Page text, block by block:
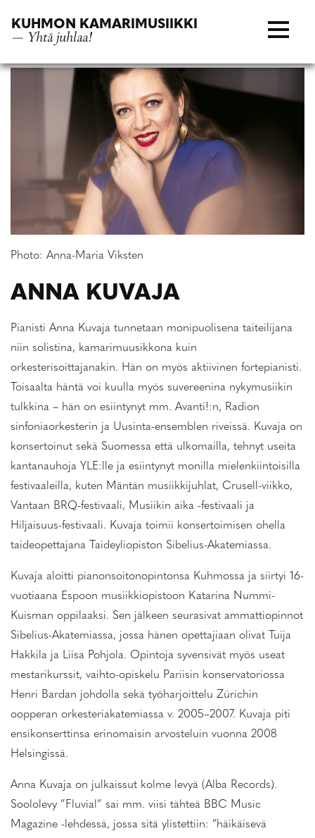
suoraan
KUHMON KAMARIMUSIIKKI
— Yhtä juhlaa!
Photo: Anna-Maria Viksten
ANNA KUVAJA
Pianisti Anna Kuvaja tunnetaan monipuolisena taiteilijana
niin solistina, kamarimuusikkona kuin
orkesterisoittajanakin. Hän on myös aktiivinen fortepianisti.
Toisaalta häntä voi kuulla myös suvereenina nykymusiikin
tulkkina – hän on esiintynyt mm. Avanti!:n, Radion
sinfoniaorkesterin ja Uusinta-ensemblen riveissä. Kuvaja on
konsertoinut sekä Suomessa että ulkomailla, tehnyt useita
kantanauhoja YLE:lle ja esiintynyt monilla mielenkiintoisilla
festivaaleilla, kuten Mäntän musiikkijuhlat, Crusell-viikko,
Vantaan BRQ-festivaali, Musiikin aika -festivaali ja
Hiljaisuus-festivaali. Kuvaja toimii konsertoimisen ohella
taideopettajana Taideyliopiston Sibelius-Akatemiassa.
Kuvaja aloitti pianonsoitonopintonsa Kuhmossa ja siirtyi 16-
vuotiaana Espoon musiikkiopistoon Katarina Nummi-
Kuisman oppilaaksi. Sen jälkeen seurasivat ammattiopinnot
Sibelius-Akatemiassa, jossa hänen opettajiaan olivat Tuija
Hakkila ja Liisa Pohjola. Opintoja syvensivät myös useat
mestarikurssit, vaihto-opiskelu Pariisin konservatoriossa
Henri Bardan johdolla sekä työharjoittelu Zürichin
oopperan orkesteriakatemiassa v. 2005–2007. Kuvaja piti
ensikonserttinsa erinomaisin arvosteluin vuonna 2008
Helsingissä.
Anna Kuvaja on julkaissut kolme levyä (Alba Records).
Soololevy ”Fluvial” sai mm. viisi tähteä BBC Music
Magazine -lehdessä, jossa sitä ylistettiin: ”häikäisevä